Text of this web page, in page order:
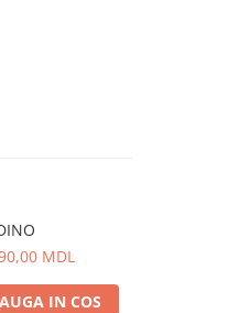
MDL
IN COS